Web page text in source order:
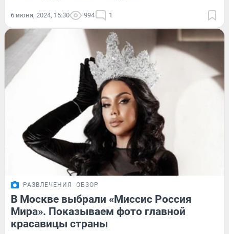
6 июня, 2024, 15:30 994 1
РАЗВЛЕЧЕНИЯ ОБЗОР
В Москве выбрали «Миссис Россия
Мира». Показываем фото главной
красавицы страны